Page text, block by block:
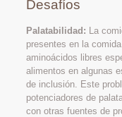
Desafíos
Palatabilidad: La
presentes en la
aminoácidos libres
alimentos en algunas
de inclusión. Este
potenciadores de
con otras fuentes de